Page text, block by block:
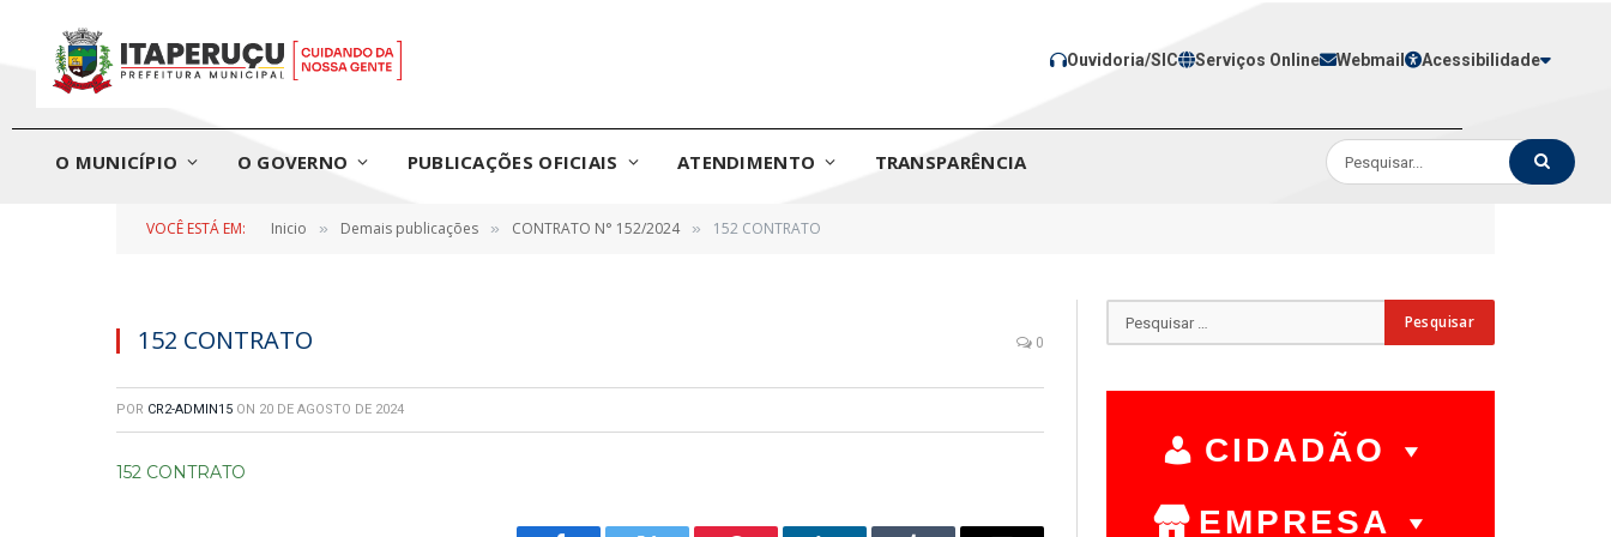
Ouvidoria/SIC Serviços Online Webmail Acessibilidade
O MUNICÍPIO O GOVERNO PUBLICAÇÕES OFICIAIS ATENDIMENTO TRANSPARÊNCIA
VOCÊ ESTÁ EM: Inicio » Demais publicações » CONTRATO N° 152/2024 » 152 CONTRATO
152 CONTRATO 0
POR CR2-ADMIN15 ON 20 DE AGOSTO DE 2024
152 CONTRATO
CIDADÃO
EMPRESA